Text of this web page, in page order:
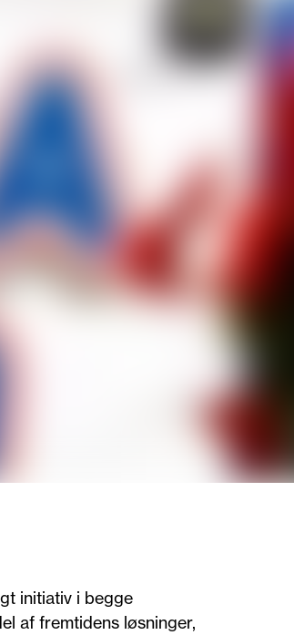
initiativ i begge
af fremtidens løsninger,